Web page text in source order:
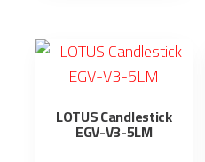
LOTUS Candlestick
EGV-V3-5LM